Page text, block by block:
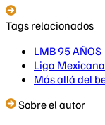
Tags relacionados
LMB 95 AÑOS
Liga
Más allá del
Sobre el autor